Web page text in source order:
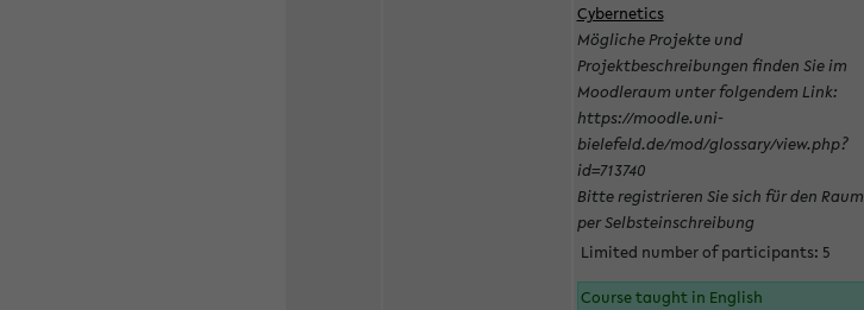
Cybernetics
Mögliche Projekte und
Projektbeschreibungen finden Sie im
Moodleraum unter folgendem Link:
https://moodle.uni-
bielefeld.de/mod/glossary/view.php?
id=713740
Bitte registrieren Sie sich für den Raum
per Selbsteinschreibung
Limited number of participants: 5
Course taught in English